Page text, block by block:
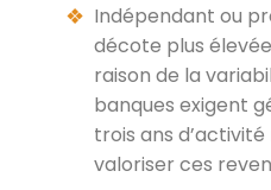
Indépendant ou
décote plus
raison de la
banques exigent
trois ans
valoriser ces